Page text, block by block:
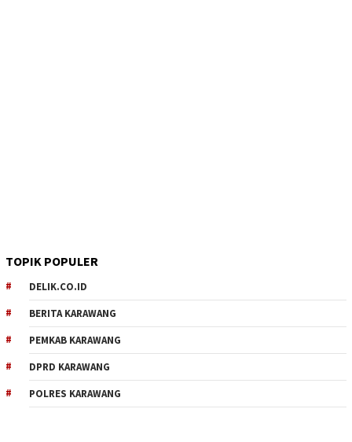
TOPIK POPULER
DELIK.CO.ID
BERITA KARAWANG
PEMKAB KARAWANG
DPRD KARAWANG
POLRES KARAWANG